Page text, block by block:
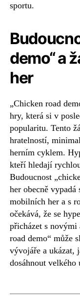
sportu.
demo“ a
her
„Chicken road
hry, která si v
popularitu. Tento
hratelností,
herním cyklem.
kteří hledají
Budoucnost
her obecně
mobilních her a s
očekává, že se
přicházet s
road demo“ může
vývojáře a ukázat,
dosáhnout velkého